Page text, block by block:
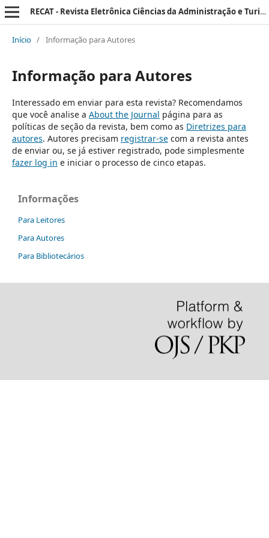
RECAT - Revista Eletrônica Ciências da Administração e Turismo
Início / Informação para Autores
Informação para Autores
Interessado em enviar para esta revista? Recomendamos
que você analise a About the Journal página para as
políticas de seção da revista, bem como as Diretrizes para
autores. Autores precisam registrar-secom a revista antes
de enviar ou, se já estiver registrado, pode simplesmente
fazer log in e iniciar o processo de cinco etapas.
Informações
Para Leitores
Para Autores
Para Bibliotecários